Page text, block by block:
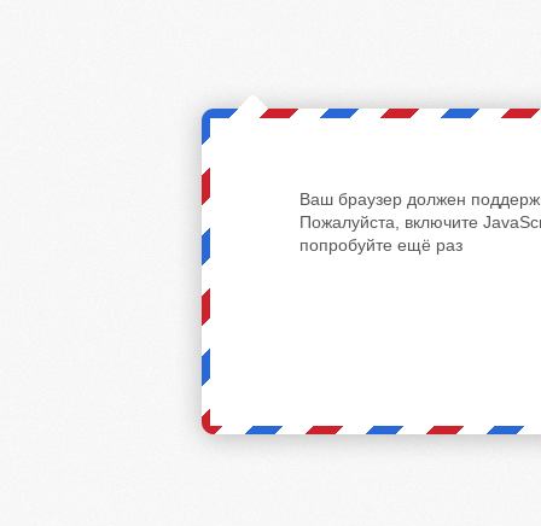
Ваш браузер должен
Пожалуйста, включите
попробуйте ещё раз